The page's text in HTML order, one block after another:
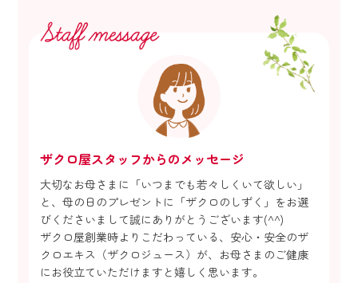
ザクロ屋スタッフからのメッセージ
大切なお母さまに「いつまでも若々しくいて欲しい」
と、母の日のプレゼントに「ザクロのしずく」をお選
びくださいまして誠にありがとうございます(^^)
ザクロ屋創業時よりこだわっている、安心・安全のザ
クロエキス（ザクロジュース）が、お母さまのご健康
にお役立ていただけますと嬉しく思います。